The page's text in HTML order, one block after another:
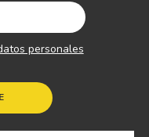
personales